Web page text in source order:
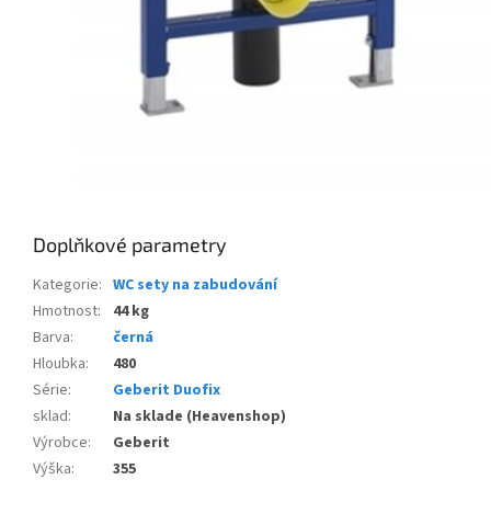
Doplňkové parametry
Kategorie: WC sety na zabudování
Hmotnost:
44 kg
Barva:
černá
Hloubka:
480
Série:
Geberit Duofix
sklad:
Na sklade (Heavenshop)
Výrobce:
Geberit
Výška: 355